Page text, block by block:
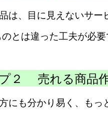
は、目に見えないサ
とは違った工夫が必
２ 売れる商品
にも分かり易く、も